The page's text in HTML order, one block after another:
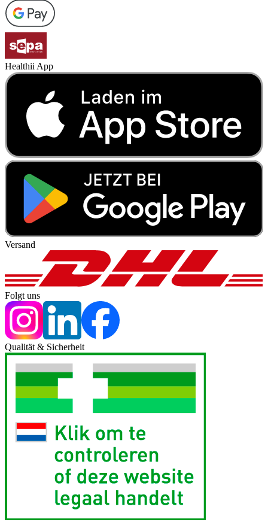
Healthii App
Versand
Folgt uns
Qualität & Sicherheit